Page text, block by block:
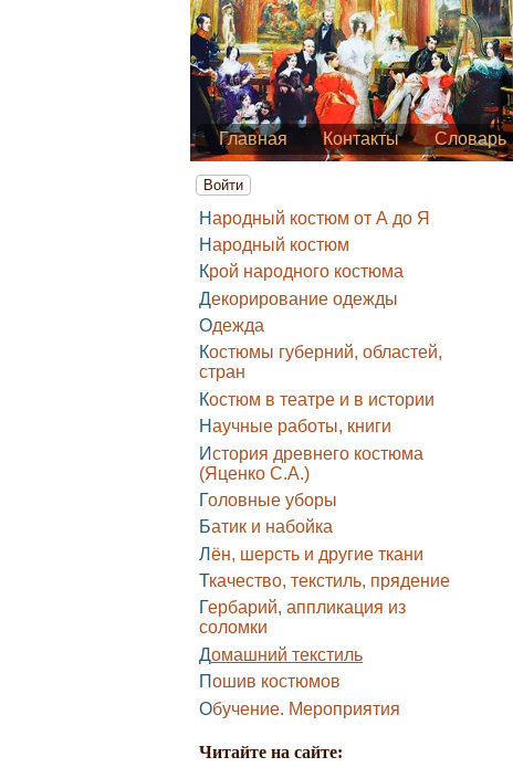
Главная Контакты Словарь
Войти
Народный костюм от А до Я
Народный костюм
Крой народного костюма
Декорирование одежды
Одежда
Костюмы губерний, областей,
стран
Костюм в театре и в истории
Научные работы, книги
История древнего костюма
(Яценко С.А.)
Головные уборы
Батик и набойка
Лён, шерсть и другие ткани
Ткачество, текстиль, прядение
Гербарий, аппликация из
соломки
Домашний текстиль
Пошив костюмов
Обучение. Мероприятия
Читайте на сайте: